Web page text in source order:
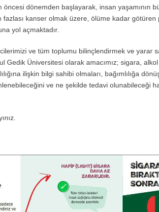
öncesi dönemden başlayarak, insan yaşamının
fazlası kanser olmak üzere, ölüme kadar götüren
yol açmaktadır.
ve tüm toplumu bilinçlendirmek ve yarar
Gedik Üniversitesi olarak amacımız; sigara,
ilişkin bilgi sahibi olmaları, bağımlılığa
ve ne şekilde tedavi olunabileceği